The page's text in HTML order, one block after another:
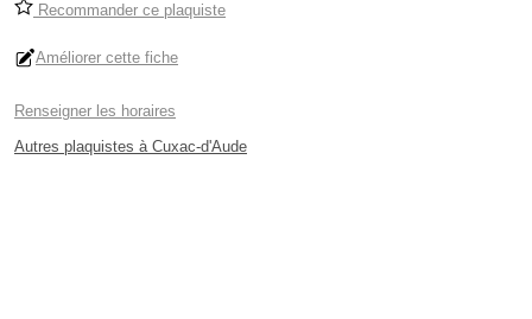
Recommander ce plaquiste
Améliorer cette fiche
Renseigner les horaires
Autres plaquistes à Cuxac-d'Aude